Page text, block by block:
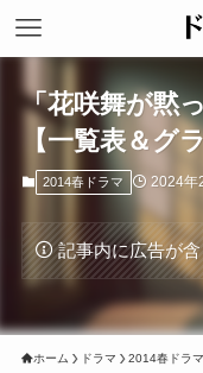
「花咲舞が黙
【一覧表＆グ
2014春ドラマ 2024年
記事内に広告が
ホーム ドラマ 2014春ドラマ